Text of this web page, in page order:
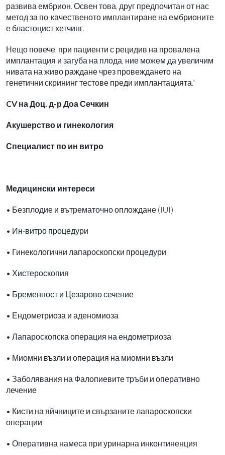
развива ембрион. Освен това, друг предпочитан от нас
метод за по-качественото имплантиране на ембрионите
е бластоцист хетчинг.
Нещо повече, при пациенти с рецидив на провалена
имплантация и загуба на плода, ние можем да увеличим
нивата на живо раждане чрез провеждането на
генетични скрининг тестове преди имплантацията.“
CV на Доц. д-р Доа Сечкин
Акушерство и гинекология
Специалист по ин витро
Медицински интереси
• Безплодие и вътрематочно оплождане (IUI)
• Ин-витро процедури
• Гинекологични лапароскопски процедури
• Хистероскопия
• Бременност и Цезарово сечение
• Ендометриоза и аденомиоза
• Лапароскопска операция на ендометриоза
• Миомни възли и операция на миомни възли
• Заболявания на Фалопиевите тръби и оперативно
лечение
• Кисти на яйчниците и свързаните лапароскопски
операции
• Оперативна намеса при уринарна инконтиненция